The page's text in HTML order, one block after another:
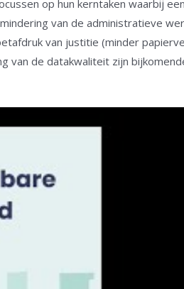
op hun kerntaken waarbij
van de administratieve
van justitie (minder
van de datakwaliteit zijn